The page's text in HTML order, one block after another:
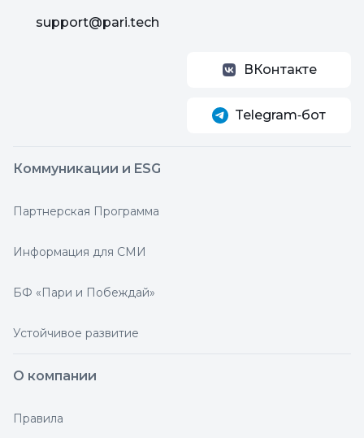
support@pari.tech
ВКонтакте
Telegram‑бот
Коммуникации и ESG
Партнерская Программа
Информация для СМИ
БФ «Пари и Побеждай»
Устойчивое развитие
О компании
Правила